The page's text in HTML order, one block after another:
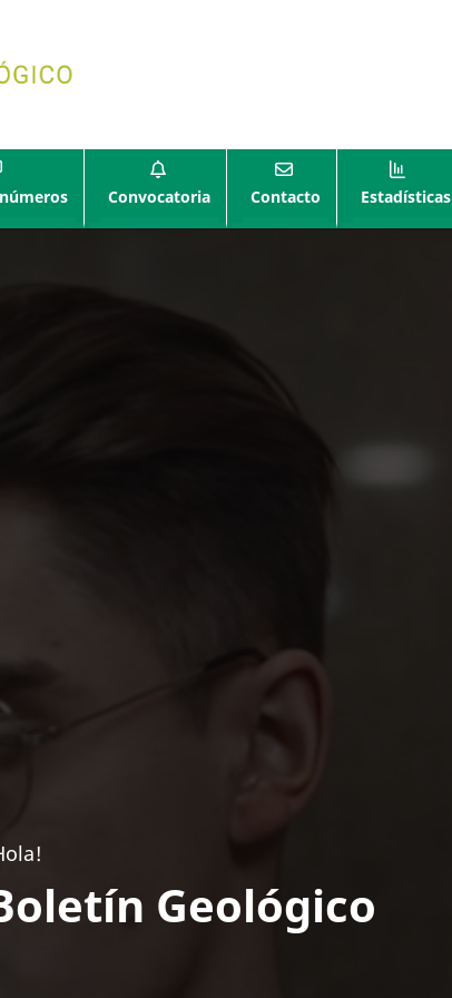
Convocatoria Contacto Estadísticas
Geológico